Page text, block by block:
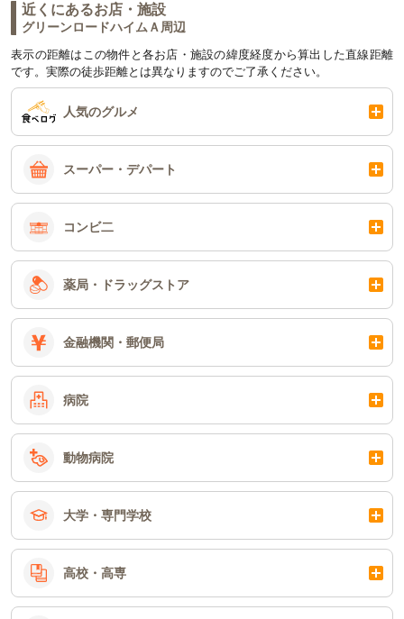
近くにあるお店・施設
グリーンロードハイムＡ周辺
表示の距離はこの物件と各お店・施設の緯度経度から算出した直線距離
です。実際の徒歩距離とは異なりますのでご了承ください。
人気のグルメ
スーパー・デパート
コンビ二
薬局・ドラッグストア
金融機関・郵便局
病院
動物病院
大学・専門学校
高校・高専